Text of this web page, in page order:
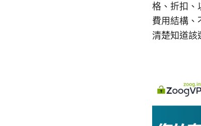
格、折扣、
費用結構、
清楚知道該